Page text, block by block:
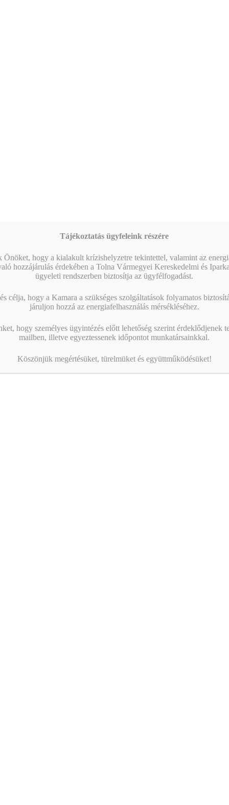
Tájékoztatás ügyfeleink részére
Önöket, hogy a kialakult krízishelyzetre tekintettel, valamint az
hozzájárulás érdekében a Tolna Vármegyei Kereskedelmi és
ügyeleti rendszerben biztosítja az ügyfélfogadást.
célja, hogy a Kamara a szükséges szolgáltatások folyamatos
járuljon hozzá az energiafelhasználás mérsékléséhez.
hogy személyes ügyintézés előtt lehetőség szerint érdeklődjenek
mailben, illetve egyeztessenek időpontot munkatársainkkal.
Köszönjük megértésüket, türelmüket és együttműködésüket!